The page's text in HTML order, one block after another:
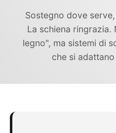
Sostegno dove
La schiena ringrazia.
legno", ma sistemi di
che si